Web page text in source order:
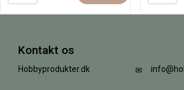
Kontakt os
Hobbyprodukter.dk